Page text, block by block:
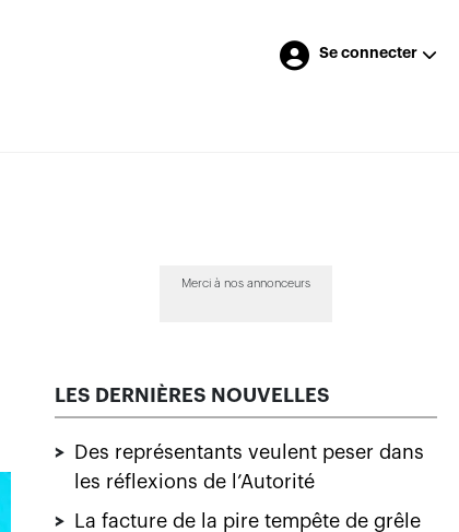
Se connecter
Merci à nos annonceurs
LES DERNIÈRES NOUVELLES
>
Des représentants veulent peser dans
les réflexions de l’Autorité
>
La facture de la pire tempête de grêle